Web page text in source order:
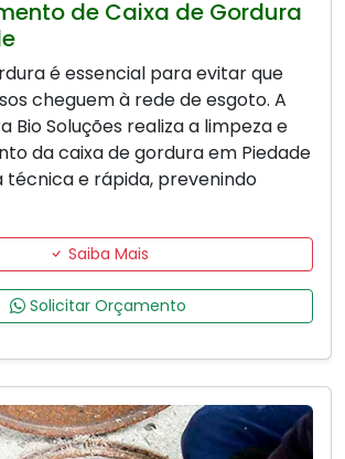
de Caixa de Gordura
é essencial para evitar que
cheguem à rede de esgoto. A
Bio Soluções realiza a limpeza e
da caixa de gordura em Piedade
técnica e rápida, prevenindo
Saiba Mais
Solicitar Orçamento